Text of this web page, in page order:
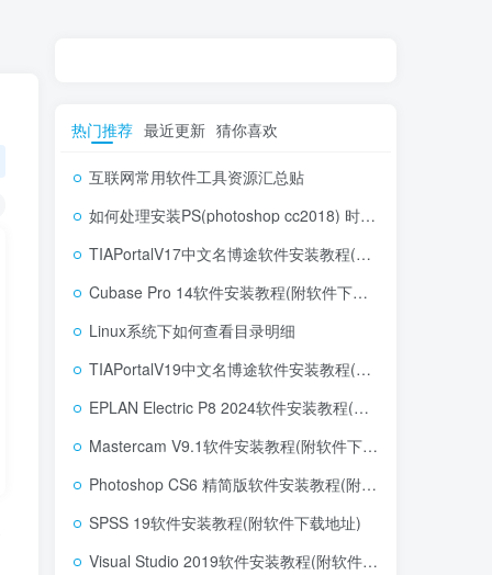
热门推荐 最近更新 猜你喜欢
互联网常用软件工具资源汇总贴
如何处理安装PS(photoshop cc2018) 时，提示系统或者IE浏览器需要升级
TIAPortalV17中文名博途软件安装教程(附软件下载地址)
Cubase Pro 14软件安装教程(附软件下载地址)
Linux系统下如何查看目录明细
TIAPortalV19中文名博途软件安装教程(附软件下载地址)
EPLAN Electric P8 2024软件安装教程(附软件下载地址)
Mastercam V9.1软件安装教程(附软件下载地址)
Photoshop CS6 精简版软件安装教程(附软件下载地址)
SPSS 19软件安装教程(附软件下载地址)
Visual Studio 2019软件安装教程(附软件下载地址)